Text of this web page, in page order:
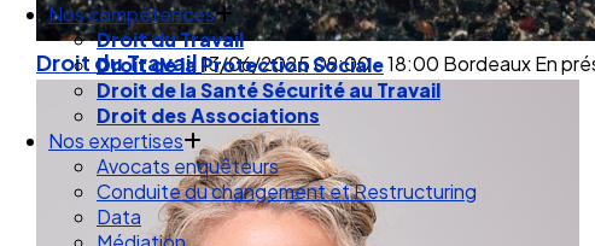
Nos compétences
Droit du Travail
Droit de la Protection Sociale
Droit de la Santé Sécurité au Travail
Droit des Associations
Nos expertises
Avocats enquêteurs
Conduite du changement et Restructuring
Data
Droit du Travail13/06/202509:00 - 18:00 BordeauxEn